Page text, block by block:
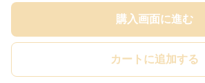
購入画面に進む
カートに追加する